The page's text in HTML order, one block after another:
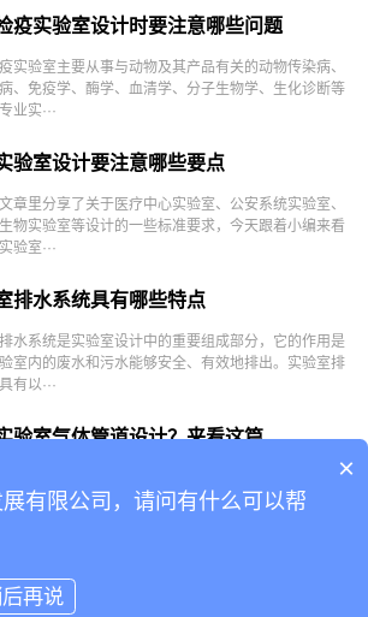
疫实验室设计时要注意哪些问题
实验室主要从事与动物及其产品有关的动物传染病、
、免疫学、酶学、血清学、分子生物学、生化诊断等
业实···
验室设计要注意哪些要点
章里分享了关于医疗中心实验室、公安系统实验室、
物实验室等设计的一些标准要求，今天跟着小编来看
验室···
排水系统具有哪些特点
水系统是实验室设计中的重要组成部分，它的作用是
室内的废水和污水能够安全、有效地排出。实验室排
有以···
验室气体管道设计？来看这篇
道设计需根据实验室现场情况来提供设计施工，在实验
道设计中，有那些方面需要注意的呢？ 1、氢气、氧
×
有限公司，请问有什么可以帮
再说